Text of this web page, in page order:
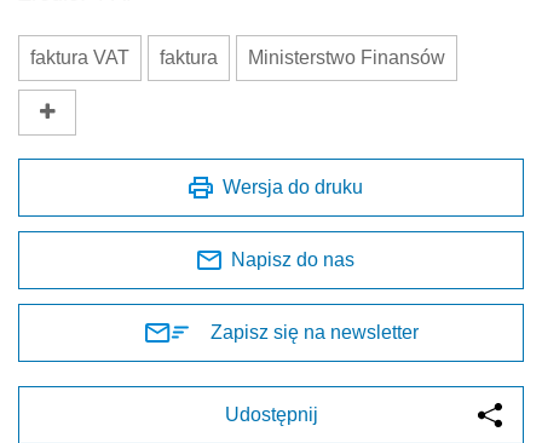
faktura VAT faktura Ministerstwo Finansów
Wersja do druku
Napisz do nas
Zapisz się na newsletter
Udostępnij